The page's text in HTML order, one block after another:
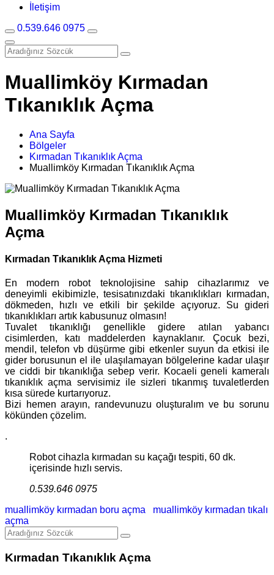
İletişim
0.539.646 0975
Muallimköy Kırmadan
Tıkanıklık Açma
Ana Sayfa
Bölgeler
Kırmadan Tıkanıklık Açma
Muallimköy Kırmadan Tıkanıklık Açma
Muallimköy Kırmadan Tıkanıklık
Açma
Kırmadan Tıkanıklık Açma Hizmeti
En modern robot teknolojisine sahip cihazlarımız ve
deneyimli ekibimizle, tesisatınızdaki tıkanıklıkları kırmadan,
dökmeden, hızlı ve etkili bir şekilde açıyoruz. Su gideri
tıkanıklıkları artık kabusunuz olmasın!
Tuvalet tıkanıklığı genellikle gidere atılan yabancı
cisimlerden, katı maddelerden kaynaklanır. Çocuk bezi,
mendil, telefon vb düşürme gibi etkenler suyun da etkisi ile
gider borusunun el ile ulaşılamayan bölgelerine kadar ulaşır
ve ciddi bir tıkanıklığa sebep verir. Kocaeli geneli kameralı
tıkanıklık açma servisimiz ile sizleri tıkanmış tuvaletlerden
kısa sürede kurtarıyoruz.
Bizi hemen arayın, randevunuzu oluşturalım ve bu sorunu
kökünden çözelim.
.
Robot cihazla kırmadan su kaçağı tespiti, 60 dk.
içerisinde hızlı servis.
0.539.646 0975
muallimköy kırmadan boru açma
muallimköy kırmadan tıkalı
açma
Kırmadan Tıkanıklık Açma